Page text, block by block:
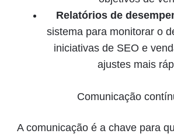
Relatórios de
sistema para monitorar o
iniciativas de SEO e
ajustes mais
Comunicação
A comunicação é a chave para